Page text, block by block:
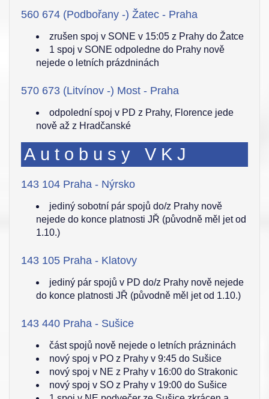
560 674 (Podbořany -) Žatec - Praha
zrušen spoj v SONE v 15:05 z Prahy do Žatce
1 spoj v SONE odpoledne do Prahy nově
nejede o letních prázdninách
570 673 (Litvínov -) Most - Praha
odpolední spoj v PD z Prahy, Florence jede
nově až z Hradčanské
Autobusy VKJ
143 104 Praha - Nýrsko
jediný sobotní pár spojů do/z Prahy nově
nejede do konce platnosti JŘ (původně měl jet od
1.10.)
143 105 Praha - Klatovy
jediný pár spojů v PD do/z Prahy nově nejede
do konce platnosti JŘ (původně měl jet od 1.10.)
143 440 Praha - Sušice
část spojů nově nejede o letních prázninách
nový spoj v PO z Prahy v 9:45 do Sušice
nový spoj v NE z Prahy v 16:00 do Strakonic
nový spoj v SO z Prahy v 19:00 do Sušice